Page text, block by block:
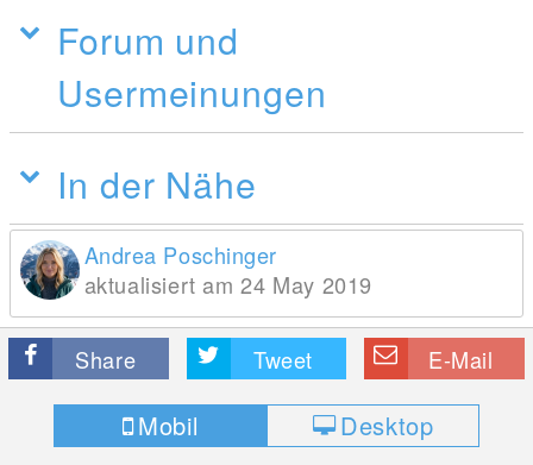
Forum und
Usermeinungen
In der Nähe
Andrea Poschinger
aktualisiert am 24 May 2019
Share Tweet E-Mail
Mobil Desktop